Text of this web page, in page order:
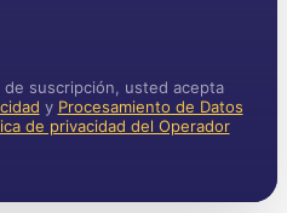
suscripción, usted acepta
y Procesamiento de Datos
de privacidad del Operador